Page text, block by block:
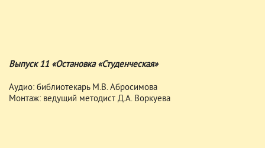
Выпуск 11 «Остановка «Студенческая»
Аудио: библиотекарь М.В. Абросимова
Монтаж: ведущий методист Д.А. Воркуева